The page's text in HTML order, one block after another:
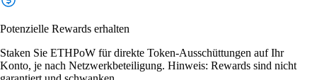
Potenzielle Rewards erhalten
Staken Sie ETHPoW für direkte Token-Ausschüttungen auf Ihr
Konto, je nach Netzwerkbeteiligung. Hinweis: Rewards sind nicht